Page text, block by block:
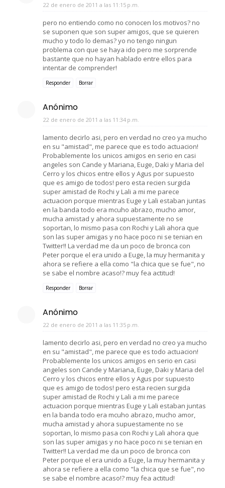
22 de enero de 2011 a las 11:15 p.m.
pero no entiendo como no conocen los motivos? no
se suponen que son super amigos, que se quieren
mucho y todo lo demas? yo no tengo ningun
problema con que se haya ido pero me sorprende
bastante que no hayan hablado entre ellos para
intentar de comprender!
Responder Borrar
Anónimo
22 de enero de 2011 a las 11:34 p.m.
lamento decirlo asi, pero en verdad no creo ya mucho
en su "amistad", me parece que es todo actuacion!
Probablemente los unicos amigos en serio en casi
angeles son Cande y Mariana, Euge, Daki y Maria del
Cerro y los chicos entre ellos y Agus por supuesto
que es amigo de todos! pero esta recien surgida
super amistad de Rochi y Lali a mi me parece
actuacion porque mientras Euge y Lali estaban juntas
en la banda todo era mcuho abrazo, mucho amor,
mucha amistad y ahora supuestamente no se
soportan, lo mismo pasa con Rochi y Lali ahora que
son las super amigas y no hace poco ni se tenian en
Twitter!! La verdad me da un poco de bronca con
Peter porque el era unido a Euge, la muy hermanita y
ahora se refiere a ella como "la chica que se fue", no
se sabe el nombre acaso!? muy fea actitud!
Responder Borrar
Anónimo
22 de enero de 2011 a las 11:35 p.m.
lamento decirlo asi, pero en verdad no creo ya mucho
en su "amistad", me parece que es todo actuacion!
Probablemente los unicos amigos en serio en casi
angeles son Cande y Mariana, Euge, Daki y Maria del
Cerro y los chicos entre ellos y Agus por supuesto
que es amigo de todos! pero esta recien surgida
super amistad de Rochi y Lali a mi me parece
actuacion porque mientras Euge y Lali estaban juntas
en la banda todo era mcuho abrazo, mucho amor,
mucha amistad y ahora supuestamente no se
soportan, lo mismo pasa con Rochi y Lali ahora que
son las super amigas y no hace poco ni se tenian en
Twitter!! La verdad me da un poco de bronca con
Peter porque el era unido a Euge, la muy hermanita y
ahora se refiere a ella como "la chica que se fue", no
se sabe el nombre acaso!? muy fea actitud!